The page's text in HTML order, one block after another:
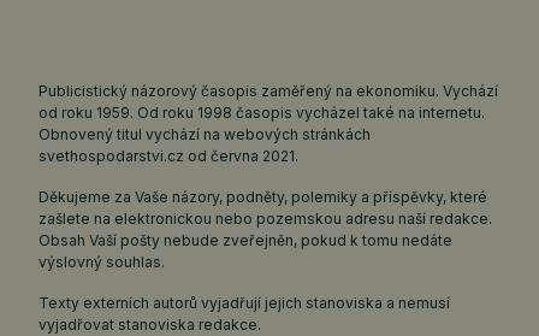
Publicistický názorový časopis zaměřený na ekonomiku. Vychází
od roku 1959. Od roku 1998 časopis vycházel také na internetu.
Obnovený titul vychází na webových stránkách
svethospodarstvi.cz od června 2021.
Děkujeme za Vaše názory, podněty, polemiky a příspěvky, které
zašlete na elektronickou nebo pozemskou adresu naší redakce.
Obsah Vaší pošty nebude zveřejněn, pokud k tomu nedáte
výslovný souhlas.
Texty externích autorů vyjadřují jejich stanoviska a nemusí
vyjadřovat stanoviska redakce.